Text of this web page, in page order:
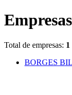
Total de empresas: 1
BORGES